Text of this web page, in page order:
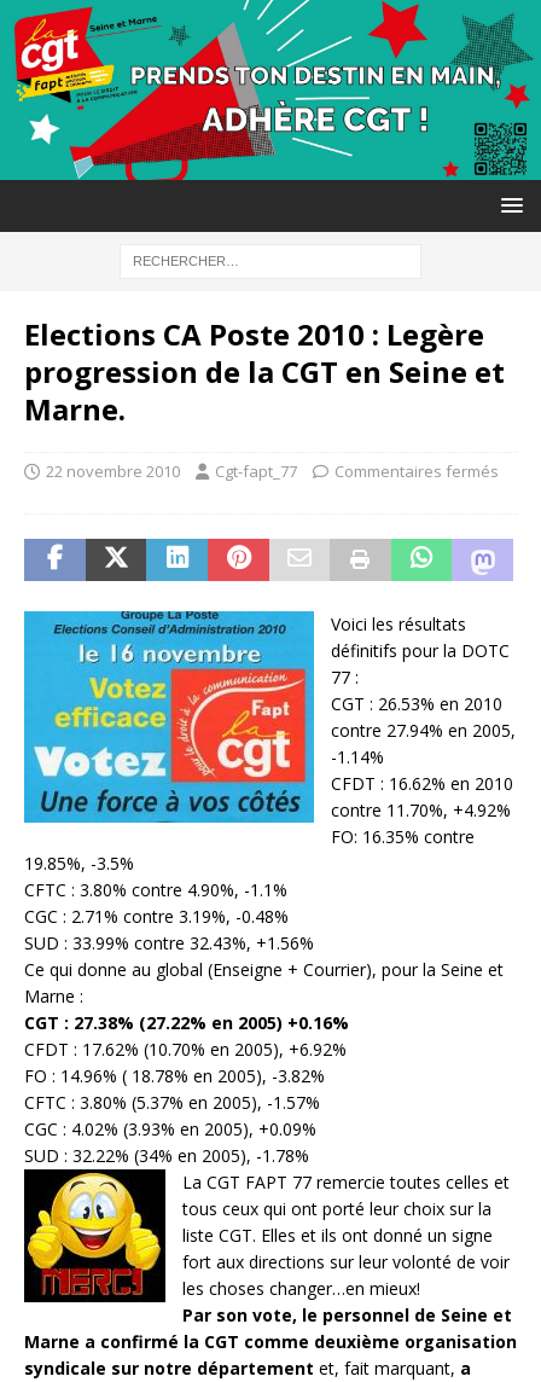
Elections CA Poste 2010 : Legère
progression de la CGT en Seine et
Marne.
22 novembre 2010 Cgt-fapt_77 Commentaires fermés
Voici les résultats
définitifs pour la DOTC
77 :
CGT : 26.53% en 2010
contre 27.94% en 2005,
-1.14%
CFDT : 16.62% en 2010
contre 11.70%, +4.92%
FO: 16.35% contre
19.85%, -3.5%
CFTC : 3.80% contre 4.90%, -1.1%
CGC : 2.71% contre 3.19%, -0.48%
SUD : 33.99% contre 32.43%, +1.56%
Ce qui donne au global (Enseigne + Courrier), pour la Seine et
Marne :
CGT : 27.38% (27.22% en 2005) +0.16%
CFDT : 17.62% (10.70% en 2005), +6.92%
FO : 14.96% ( 18.78% en 2005), -3.82%
CFTC : 3.80% (5.37% en 2005), -1.57%
CGC : 4.02% (3.93% en 2005), +0.09%
SUD : 32.22% (34% en 2005), -1.78%
La CGT FAPT 77 remercie toutes celles et
tous ceux qui ont porté leur choix sur la
liste CGT. Elles et ils ont donné un signe
fort aux directions sur leur volonté de voir
les choses changer…en mieux!
Par son vote, le personnel de Seine et
Marne a confirmé la CGT comme deuxième organisation
syndicale sur notre département et, fait marquant, a